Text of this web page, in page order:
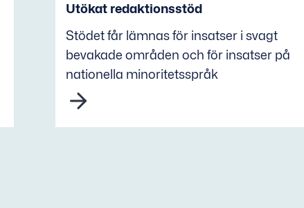
Utökat redaktionsstöd
Stödet får lämnas för insatser i svagt
bevakade områden och för insatser på
nationella minoritetsspråk